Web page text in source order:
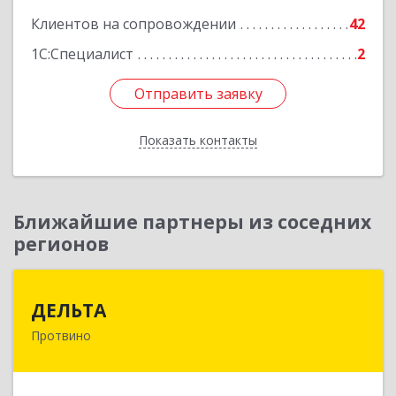
Клиентов на сопровождении
42
1С:Специалист
2
Отправить заявку
Показать контакты
Отправить заявку
Назад
Ближайшие партнеры из соседних
регионов
ДЕЛЬТА
Протвино